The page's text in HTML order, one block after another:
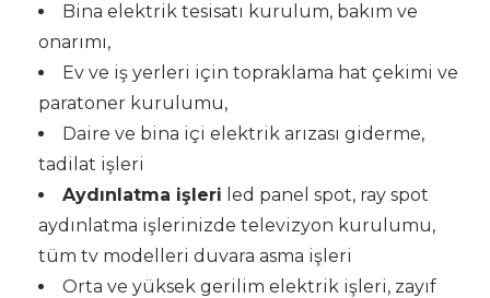
Bina elektrik tesisatı kurulum, bakım ve
onarımı,
Ev ve iş yerleri için topraklama hat çekimi ve
paratoner kurulumu,
Daire ve bina içi elektrik arızası giderme,
tadilat işleri
Aydınlatma işleri led panel spot, ray spot
aydınlatma işlerinizde televizyon kurulumu,
tüm tv modelleri duvara asma işleri
Orta ve yüksek gerilim elektrik işleri, zayıf